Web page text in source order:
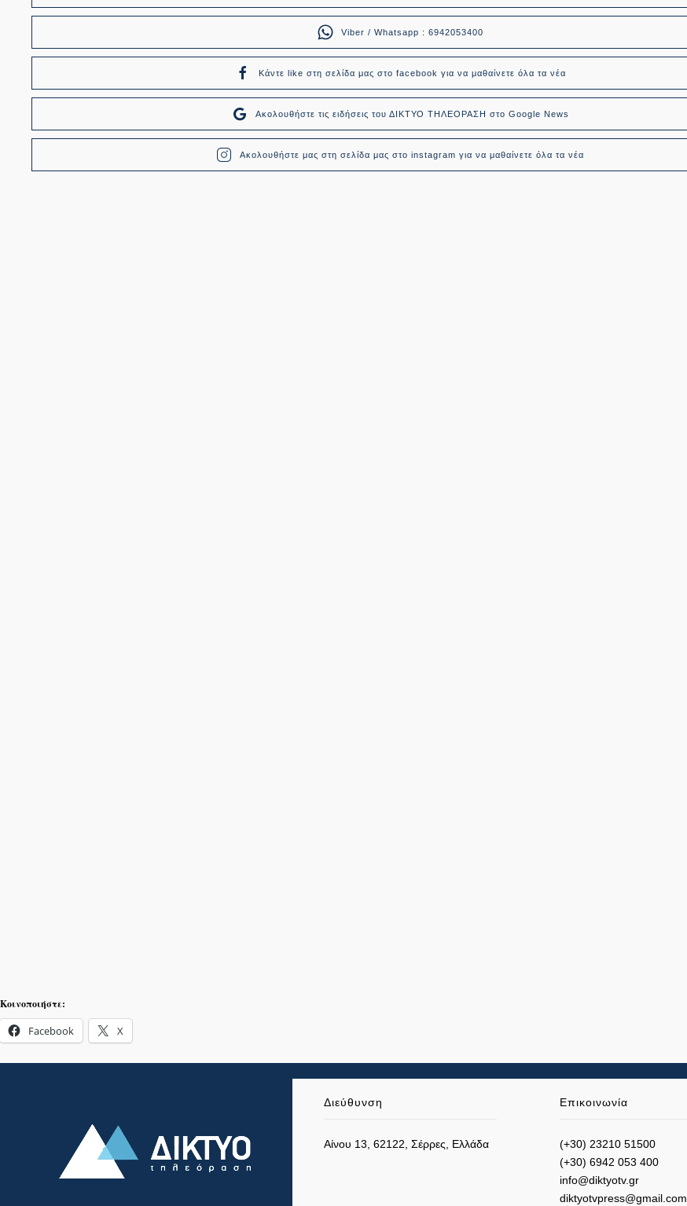
Viber / Whatsapp : 6942053400
Κάντε like στη σελίδα μας στο facebook για να μαθαίνετε όλα τα νέα
Ακολουθήστε τις ειδήσεις του ΔΙΚΤΥΟ ΤΗΛΕΟΡΑΣΗ στο Google News
Ακολουθήστε μας στη σελίδα μας στο instagram για να μαθαίνετε όλα τα νέα
Κοινοποιήστε:
Facebook X
Διεύθυνση
Αίνου 13, 62122, Σέρρες, Ελλάδα
Επικοινωνία
(+30) 23210 51500
(+30) 6942 053 400
info@diktyotv.gr
diktyotvpress@gmail.com